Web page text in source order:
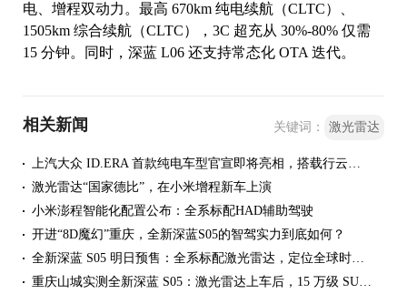
电、增程双动力。最高 670km 纯电续航（CLTC）、
1505km 综合续航（CLTC），3C 超充从 30%-80% 仅需
15 分钟。同时，深蓝 L06 还支持常态化 OTA 迭代。
相关新闻 关键词： 激光雷达
上汽大众 ID.ERA 首款纯电车型官宣即将亮相，搭载行云智能辅助驾驶与全新激光雷达
激光雷达“国家德比”，在小米增程新车上演
小米澎程智能化配置公布：全系标配HAD辅助驾驶
开进“8D魔幻”重庆，全新深蓝S05的智驾实力到底如何？
全新深蓝 S05 明日预售：全系标配激光雷达，定位全球时尚激光智能 SUV 车型
重庆山城实测全新深蓝 S05：激光雷达上车后，15 万级 SUV 的智驾体验变了多少？